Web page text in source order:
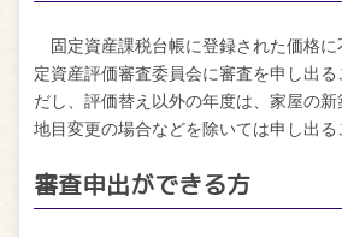
固定資産課税台帳に登録された価格
定資産評価審査委員会に審査を申し出
だし、評価替え以外の年度は、家屋の
地目変更の場合などを除いては申し出る
審査申出ができる方